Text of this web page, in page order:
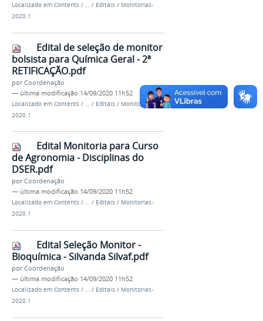
Localizado em Contents / … / Editais / Monitorias-
2020.1
Edital de seleção de monitor
bolsista para Química Geral - 2ª
RETIFICAÇÃO.pdf
porCoordenação
— última modificação 14/09/2020 11h52
Localizado em Contents / … / Editais / Monitorias-
2020.1
Edital Monitoria para Curso
de Agronomia - Disciplinas do
DSER.pdf
porCoordenação
— última modificação 14/09/2020 11h52
Localizado em Contents / … / Editais / Monitorias-
2020.1
Edital Seleção Monitor -
Bioquímica - Silvanda Silvaf.pdf
porCoordenação
— última modificação 14/09/2020 11h52
Localizado em Contents / … / Editais / Monitorias-
2020.1